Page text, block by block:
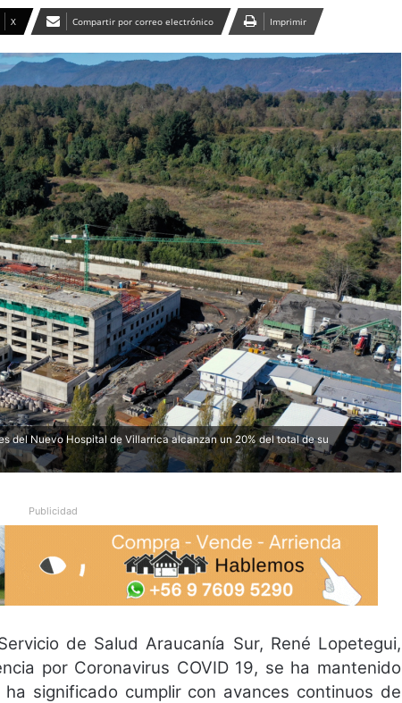
X Compartir por correo electrónico Imprimir
del Nuevo Hospital de Villarrica alcanzan un 20% del total de su
Publicidad
de Salud Araucanía Sur, René Lopetegui,
por Coronavirus COVID 19, se ha mantenido
significado cumplir con avances continuos de